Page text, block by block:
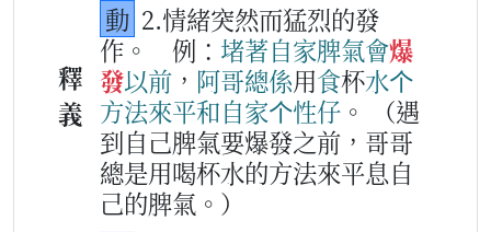
釋
義
動 2.情緒突然而猛烈的發
作。
例： 堵著自家脾氣會爆
發以前 ， 阿哥總係用食杯水个
方法來平和自家个性仔 。
（遇
到自己脾氣要爆發之前，哥哥
總是用喝杯水的方法來平息自
己的脾氣。）